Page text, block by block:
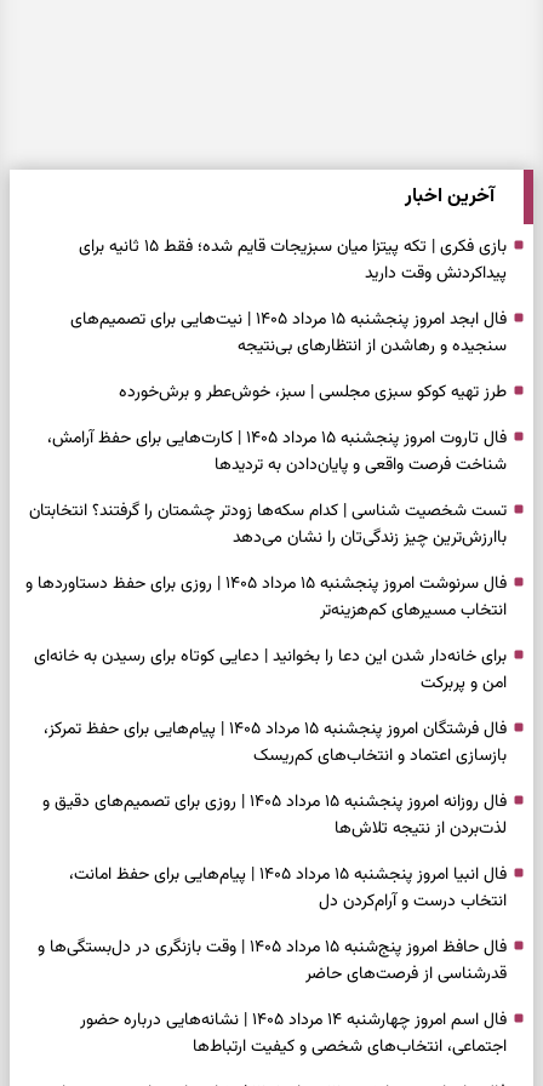
آخرین اخبار
بازی فکری | تکه پیتزا میان سبزیجات قایم شده؛ فقط ۱۵ ثانیه برای
پیداکردنش وقت دارید
فال ابجد امروز پنجشنبه ۱۵ مرداد ۱۴۰۵ | نیت‌هایی برای تصمیم‌های
سنجیده و رهاشدن از انتظارهای بی‌نتیجه
طرز تهیه کوکو سبزی مجلسی | سبز، خوش‌عطر و برش‌خورده
فال تاروت امروز پنجشنبه ۱۵ مرداد ۱۴۰۵ | کارت‌هایی برای حفظ آرامش،
شناخت فرصت واقعی و پایان‌دادن به تردیدها
تست شخصیت شناسی | کدام سکه‌ها زودتر چشمتان را گرفتند؟ انتخابتان
باارزش‌ترین چیز زندگی‌تان را نشان می‌دهد
فال سرنوشت امروز پنجشنبه ۱۵ مرداد ۱۴۰۵ | روزی برای حفظ دستاوردها و
انتخاب مسیرهای کم‌هزینه‌تر
برای خانه‌دار شدن این دعا را بخوانید | دعایی کوتاه برای رسیدن به خانه‌ای
امن و پربرکت
فال فرشتگان امروز پنجشنبه ۱۵ مرداد ۱۴۰۵ | پیام‌هایی برای حفظ تمرکز،
بازسازی اعتماد و انتخاب‌های کم‌ریسک
فال روزانه امروز پنجشنبه ۱۵ مرداد ۱۴۰۵ | روزی برای تصمیم‌های دقیق و
لذت‌بردن از نتیجه تلاش‌ها
فال انبیا امروز پنجشنبه ۱۵ مرداد ۱۴۰۵ | پیام‌هایی برای حفظ امانت،
انتخاب درست و آرام‌کردن دل
فال حافظ امروز پنج‌شنبه ۱۵ مرداد ۱۴۰۵ | وقت بازنگری در دل‌بستگی‌ها و
قدرشناسی از فرصت‌های حاضر
فال اسم امروز چهارشنبه ۱۴ مرداد ۱۴۰۵ | نشانه‌هایی درباره حضور
اجتماعی، انتخاب‌های شخصی و کیفیت ارتباط‌ها